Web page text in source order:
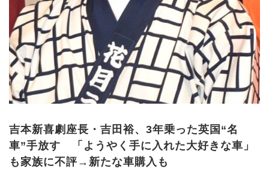
吉本新喜劇座長・吉田裕、3年乗った英国“名
車”手放す 「ようやく手に入れた大好きな車」
も家族に不評→新たな車購入も